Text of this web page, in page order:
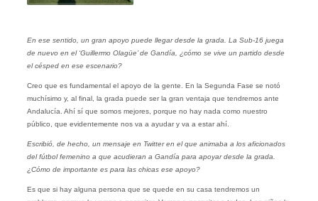
En ese sentido, un gran apoyo puede llegar desde la grada. La Sub-16 juega
de nuevo en el ‘Guillermo Olagüe’ de Gandía, ¿cómo se vive un partido desde
el césped en ese escenario?
Creo que es fundamental el apoyo de la gente. En la Segunda Fase se notó
muchísimo y, al final, la grada puede ser la gran ventaja que tendremos ante
Andalucía. Ahí sí que somos mejores, porque no hay nada como nuestro
público, que evidentemente nos va a ayudar y va a estar ahí.
Escribió, de hecho, un mensaje en Twitter en el que animaba a los aficionados
del fútbol femenino a que acudieran a Gandía para apoyar desde la grada.
¿Cómo de importante es para las chicas ese apoyo?
Es que si hay alguna persona que se quede en su casa tendremos un